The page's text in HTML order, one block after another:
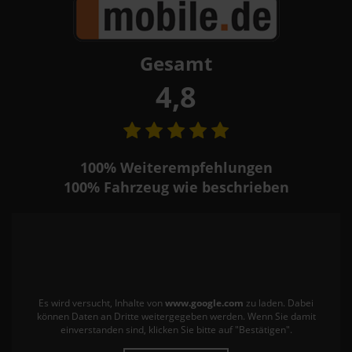
Gesamt
4,8
100%Weiterempfehlungen
100%Fahrzeug wie beschrieben
Es wird versucht, Inhalte von www.google.com zu laden. Dabei
können Daten an Dritte weitergegeben werden. Wenn Sie damit
einverstanden sind, klicken Sie bitte auf "Bestätigen".